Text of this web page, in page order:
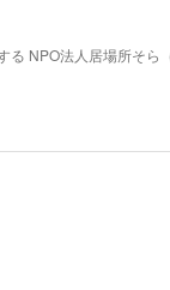
NPO法人居場所そら